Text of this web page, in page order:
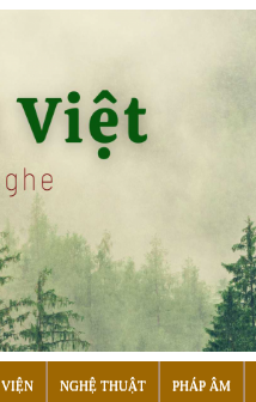
NGHỆ THUẬT PHÁP ÂM